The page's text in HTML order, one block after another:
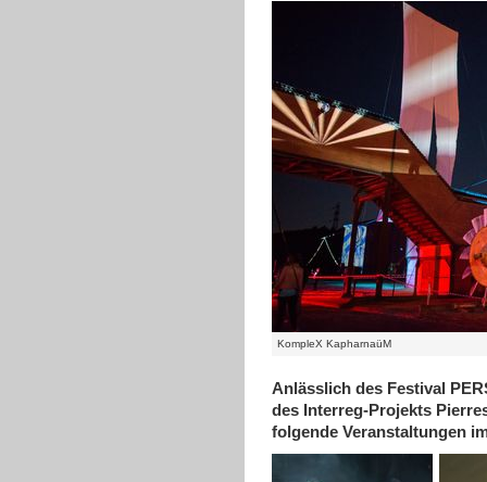
KompleX KapharnaüM
Anlässlich des Festival
des Interreg-Projekts
folgende Veranstaltungen